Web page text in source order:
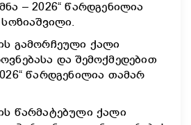
– 2026“ წარდგენილია
გამორჩეული ქალი
და შემოქმედებით
წარდგენილია თამარ
წარმატებული ქალი